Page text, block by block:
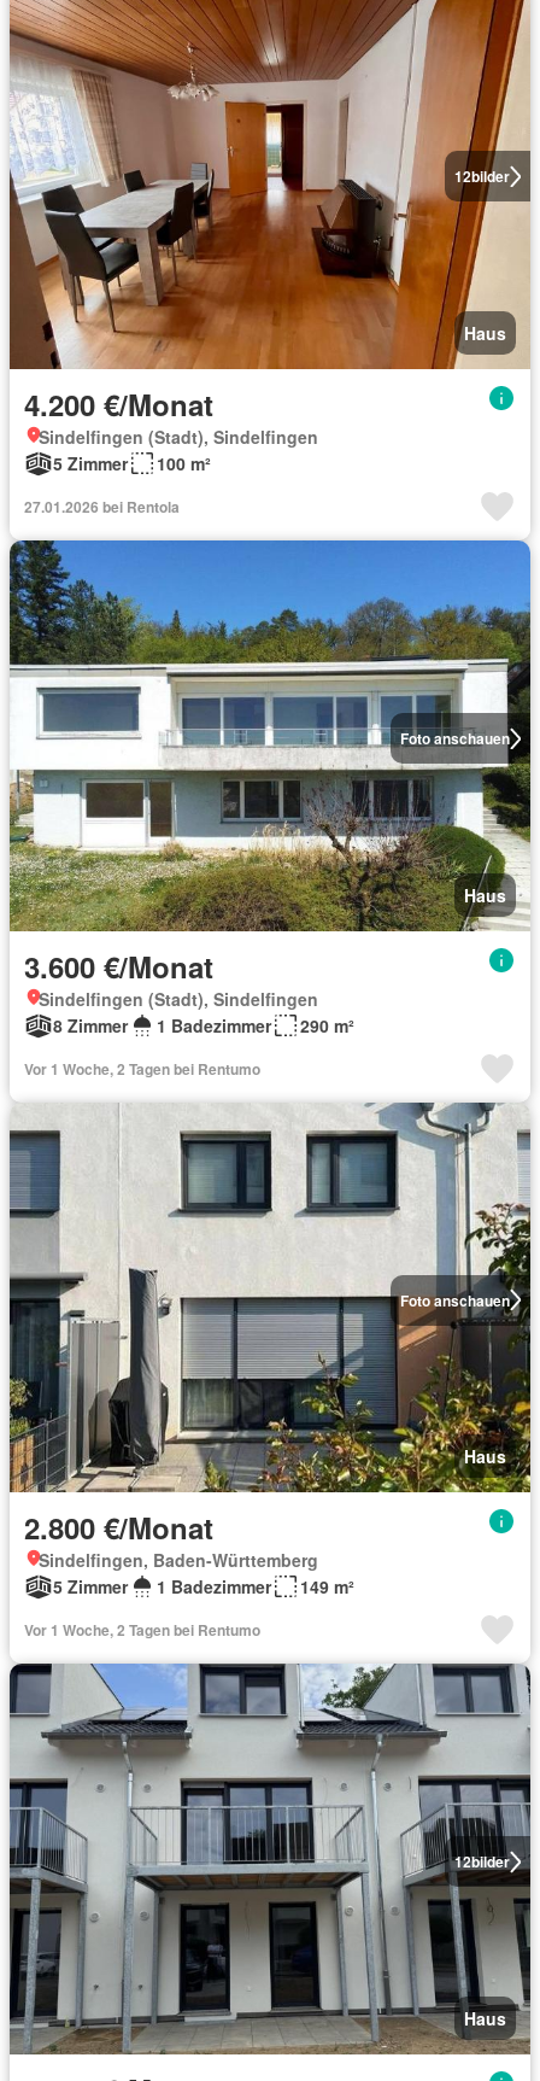
12bilder
Haus
4.200 €/Monat
Sindelfingen (Stadt), Sindelfingen
5 Zimmer
100 m²
27.01.2026 bei Rentola
Foto anschauen
Haus
3.600 €/Monat
Sindelfingen (Stadt), Sindelfingen
8 Zimmer
1 Badezimmer 290 m²
Vor 1 Woche, 2 Tagen bei Rentumo
Foto anschauen
Haus
2.800 €/Monat
Sindelfingen, Baden-Württemberg
5 Zimmer
1 Badezimmer 149 m²
Vor 1 Woche, 2 Tagen bei Rentumo
12bilder
Haus